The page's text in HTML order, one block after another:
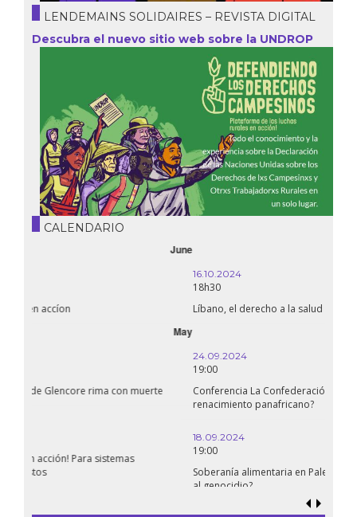
LENDEMAINS SOLIDAIRES – REVISTA DIGITAL
Descubra el nuevo sitio web sobre la UNDROP
CALENDARIO
Líbano, el derecho a la salud en tiempos de guerra
Conferencia La Confederación de Estados del Sahel: ¿un
Soberanía alimentaria en Palestina: ¿qué perspectivas hay frente